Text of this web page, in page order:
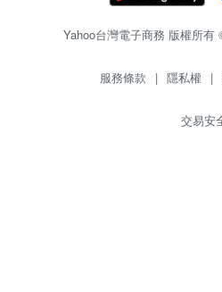
Yahoo台灣電子商務 版權所有
服務條款 | 隱私權 |
交易安